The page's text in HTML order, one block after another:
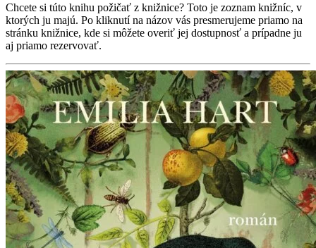
Chcete si túto knihu požičať z knižnice? Toto je zoznam knižníc, v
ktorých ju majú. Po kliknutí na názov vás presmerujeme priamo na
stránku knižnice, kde si môžete overiť jej dostupnosť a prípadne ju
aj priamo rezervovať.